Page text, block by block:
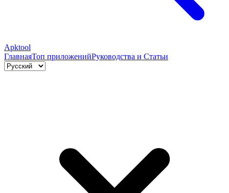
Apktool
ГлавнаяТоп приложенийРуководства и Статьи